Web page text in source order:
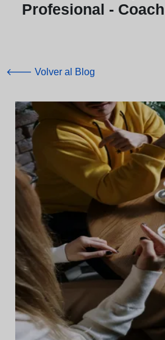
Profesional -
🡐 Volver al Blog